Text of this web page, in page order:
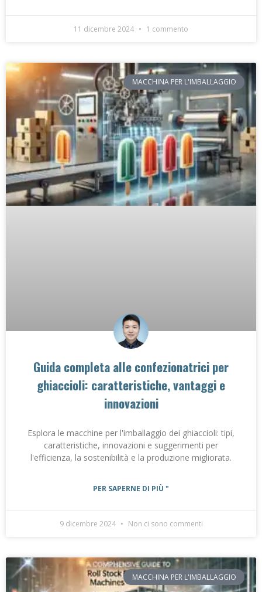
11 dicembre 2024 1 commento
MACCHINA PER L'IMBALLAGGIO
Guida completa alle confezionatrici per
ghiaccioli: caratteristiche, vantaggi e
innovazioni
Esplora le macchine per l'imballaggio dei ghiaccioli: tipi,
caratteristiche, innovazioni e suggerimenti per
l'efficienza, la sostenibilità e la produzione migliorata.
PER SAPERNE DI PIÙ "
9 dicembre 2024 Non ci sono commenti
MACCHINA PER L'IMBALLAGGIO